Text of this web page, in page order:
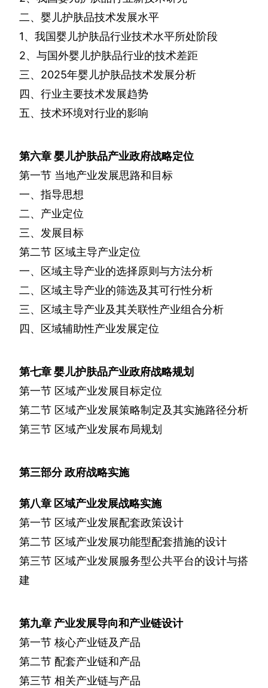
二、婴儿护肤品技术发展水平
1、我国婴儿护肤品行业技术水平所处阶段
2、与国外婴儿护肤品行业的技术差距
三、 2025年婴儿护肤品技术发展分析
四、行业主要技术发展趋势
五、技术环境对行业的影响
第六章婴儿护肤品产业政府战略定位
第一节 当地产业发展思路和目标
一、指导思想
二、产业定位
三、发展目标
第二节 区域主导产业定位
一、区域主导产业的选择原则与方法分析
二、区域主导产业的筛选及其可行性分析
三、区域主导产业及其关联性产业组合分析
四、区域辅助性产业发展定位
第七章婴儿护肤品产业政府战略规划
第一节 区域产业发展目标定位
第二节 区域产业发展策略制定及其实施路径分析
第三节 区域产业发展布局规划
第三部分政府战略实施
第八章 区域产业发展战略实施
第一节 区域产业发展配套政策设计
第二节 区域产业发展功能型配套措施的设计
第三节 区域产业发展服务型公共平台的设计与搭
建
第九章 产业发展导向和产业链设计
第一节 核心产业链及产品
第二节 配套产业链和产品
第三节 相关产业链与产品